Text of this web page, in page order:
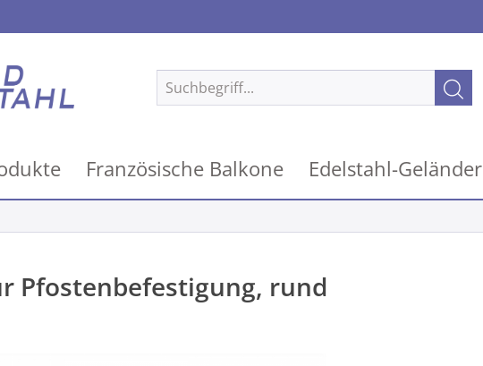
Französische Balkone Edelstahl-Geländer
Pfostenbefestigung, rund